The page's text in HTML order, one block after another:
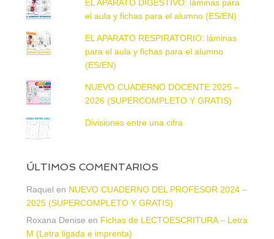
EL APARATO DIGESTIVO: láminas para
el aula y fichas para el alumno (ES/EN)
EL APARATO RESPIRATORIO: láminas
para el aula y fichas para el alumno
(ES/EN)
NUEVO CUADERNO DOCENTE 2025 –
2026 (SUPERCOMPLETO Y GRATIS)
Divisiones entre una cifra
ÚLTIMOS COMENTARIOS
Raquel en NUEVO CUADERNO DEL PROFESOR 2024 –
2025 (SUPERCOMPLETO Y GRATIS)
Roxana Denise en Fichas de LECTOESCRITURA – Letra
M (Letra ligada e imprenta)